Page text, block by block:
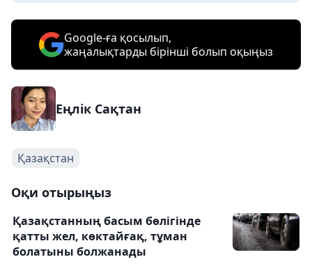
Google-ға қосылып,
жаңалықтарды бірінші болып оқыңыз
Еңлік Сақтан
Қазақстан
Оқи отырыңыз
Қазақстанның басым бөлігінде
қатты жел, көктайғақ, тұман
болатыны болжанады